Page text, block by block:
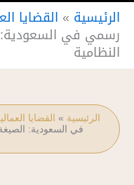
الرئيسية » القضايا
رسمي في السعودية:
النظامية
الرئيسية » القضايا
في السعودية: